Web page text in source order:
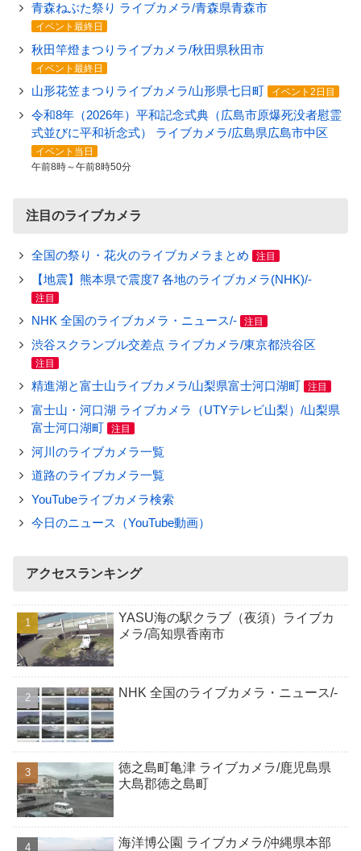
青森ねぶた祭り ライブカメラ/青森県青森市
イベント最終日
秋田竿燈まつりライブカメラ/秋田県秋田市
イベント最終日
山形花笠まつりライブカメラ/山形県七日町 イベント2日目
令和8年（2026年）平和記念式典（広島市原爆死没者慰霊
式並びに平和祈念式） ライブカメラ/広島県広島市中区
イベント当日
午前8時～午前8時50分
注目のライブカメラ
全国の祭り・花火のライブカメラまとめ 注目
【地震】熊本県で震度7 各地のライブカメラ(NHK)/-
注目
NHK 全国のライブカメラ・ニュース/- 注目
渋谷スクランブル交差点 ライブカメラ/東京都渋谷区
注目
精進湖と富士山ライブカメラ/山梨県富士河口湖町 注目
富士山・河口湖 ライブカメラ（UTYテレビ山梨）/山梨県
富士河口湖町
注目
河川のライブカメラ一覧
道路のライブカメラ一覧
YouTubeライブカメラ検索
今日のニュース（YouTube動画）
アクセスランキング
YASU海の駅クラブ（夜須）ライブカ
メラ/高知県香南市
NHK 全国のライブカメラ・ニュース/-
徳之島町亀津 ライブカメラ/鹿児島県
大島郡徳之島町
海洋博公園 ライブカメラ/沖縄県本部